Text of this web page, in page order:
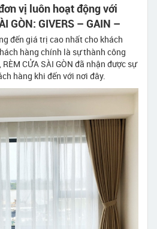
vị luôn hoạt động với
GÒN: GIVERS – GAIN –
đến giá trị cao nhất cho khách
hàng chính là sự thành công
CỬA SÀI GÒN đã nhận được sự
hàng khi đến với nơi đây.